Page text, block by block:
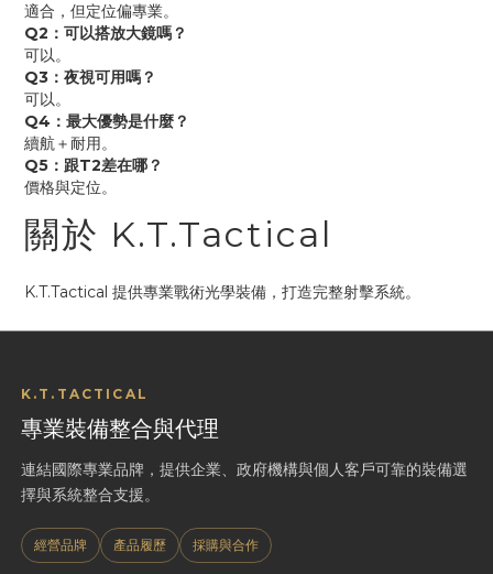
適合，但定位偏專業。
Q2：可以搭放大鏡嗎？
可以。
Q3：夜視可用嗎？
可以。
Q4：最大優勢是什麼？
續航＋耐用。
Q5：跟T2差在哪？
價格與定位。
關於 K.T.Tactical
K.T.Tactical 提供專業戰術光學裝備，打造完整射擊系統。
K.T.TACTICAL
專業裝備整合與代理
連結國際專業品牌，提供企業、政府機構與個人客戶可靠的裝備選
擇與系統整合支援。
經營品牌 產品履歷 採購與合作